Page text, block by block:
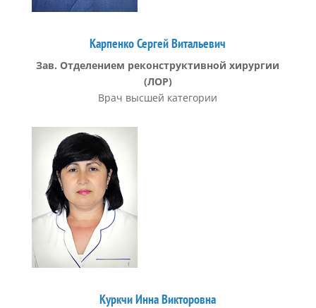
Карпенко Сергей Витальевич
Зав.Отделением реконструктивной хирургии
(ЛОР)
Врач высшей категории
Куркчи Инна Викторовна